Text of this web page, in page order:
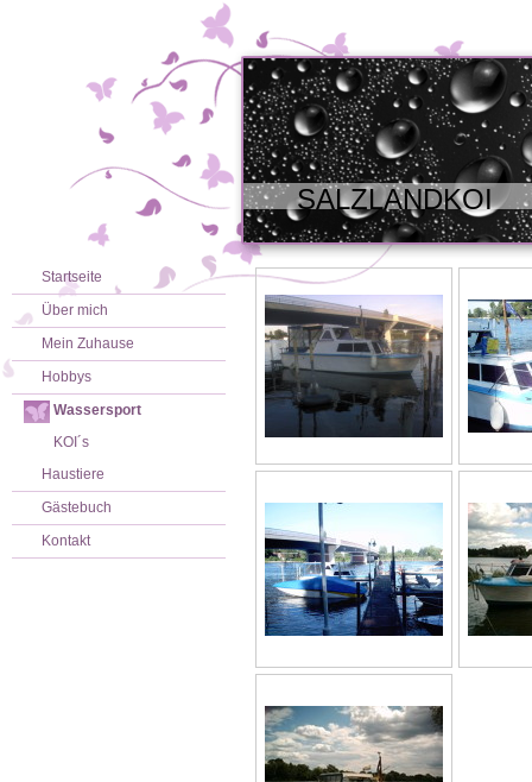
SALZLANDKOI
Startseite
Über mich
Mein Zuhause
Hobbys
Wassersport
KOI´s
Haustiere
Gästebuch
Kontakt